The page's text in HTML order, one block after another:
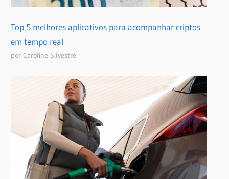
Top 5 melhores aplicativos para acompanhar criptos
em tempo real
por Caroline Silvestre